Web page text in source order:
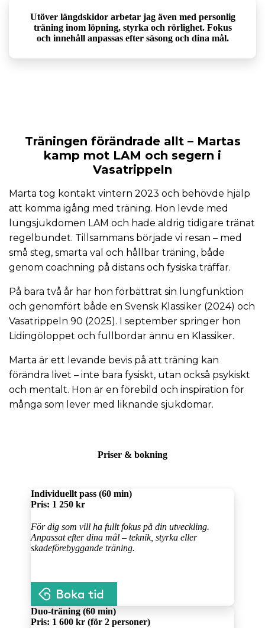
Utöver längdskidor arbetar jag även med personlig
träning inom löpning, styrka och rörlighet. Fokus
och innehåll anpassas efter säsong och dina mål.
träningsplan och pepp!”
”Skulle inte kunnat göra det utan dig!”
– Marta, Vasatrippeln 90
Träningen förändrade allt– Martas
kamp mot LAM och segern i
Vasatrippeln
Marta tog kontakt vintern 2023 och behövde hjälp
att komma igång med träning. Hon levde med
lungsjukdomen LAM och hade aldrig tidigare tränat
regelbundet. Tillsammans började vi resan – med
små steg, smarta val och hållbar träning, både
genom coachning på distans och fysiska träffar.
På bara två år har hon förbättrat sin lungfunktion
och genomfört både en Svensk Klassiker (2024) och
Vasatrippeln 90 (2025). I september springer hon
Lidingöloppet och fullbordar ännu en Klassiker.
Marta är ett levande bevis på att träning kan
förändra livet – inte bara fysiskt, utan också psykiskt
och mentalt. Hon är en förebild och inspiration för
många som lever med liknande sjukdomar.
Priser & bokning
Individuellt pass (60 min)
Pris: 1 250 kr
För dig som vill ha fullt fokus på din utveckling.
Anpassat efter dina mål – teknik, styrka eller
skadeförebyggande träning.
Duo-träning (60 min)
Pris: 1 600 kr (för 2 personer)